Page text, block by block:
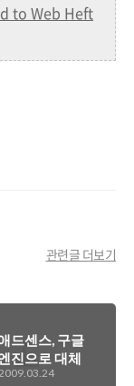
to Web Heft
관련글 더보기
드센스, 구글
진으로 대체
중?
2009.03.24